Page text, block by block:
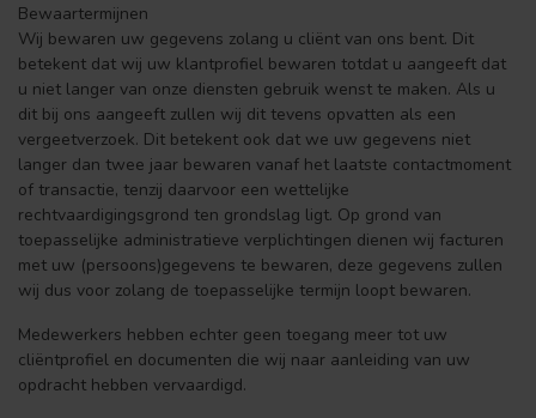
Bewaartermijnen
Wij bewaren uw gegevens zolang u cliënt van ons bent. Dit
betekent dat wij uw klantprofiel bewaren totdat u aangeeft dat
u niet langer van onze diensten gebruik wenst te maken. Als u
dit bij ons aangeeft zullen wij dit tevens opvatten als een
vergeetverzoek. Dit betekent ook dat we uw gegevens niet
langer dan twee jaar bewaren vanaf het laatste contactmoment
of transactie, tenzij daarvoor een wettelijke
rechtvaardigingsgrond ten grondslag ligt. Op grond van
toepasselijke administratieve verplichtingen dienen wij facturen
met uw (persoons)gegevens te bewaren, deze gegevens zullen
wij dus voor zolang de toepasselijke termijn loopt bewaren.
Medewerkers hebben echter geen toegang meer tot uw
cliëntprofiel en documenten die wij naar aanleiding van uw
opdracht hebben vervaardigd.